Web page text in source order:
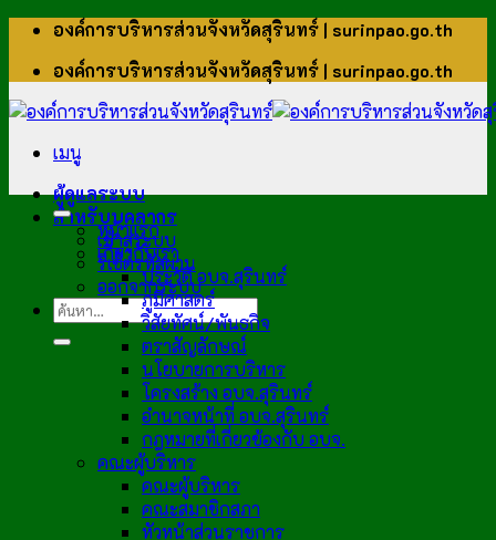
ข้าม
เนื้อหา
องค์การบริหารส่วนจังหวัดสุรินทร์ | surinpao.go.th
องค์การบริหารส่วนจังหวัดสุรินทร์ | surinpao.go.th
เมนู
ผู้ดูแลระบบ
สำหรับบุคลากร
เข้าสู่ระบบ
รีเซ็ตรหัสผ่าน
ออกจากระบบ
หน้าแรก
เกี่ยวกับเรา
ประวัติ อบจ.สุรินทร์
ภูมิศาสตร์
วิสัยทัศน์/พันธกิจ
ตราสัญลักษณ์
นโยบายการบริหาร
โครงสร้าง อบจ.สุรินทร์
อำนาจหน้าที่ อบจ.สุรินทร์
กฎหมายที่เกี่ยวข้องกับ อบจ.
คณะผู้บริหาร
คณะผู้บริหาร
คณะสมาชิกสภา
หัวหน้าส่วนราชการ